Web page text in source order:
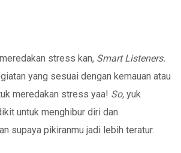
stress kan, Smart Listeners.
yang sesuai dengan kemauan atau
meredakan stress yaa! So, yuk
untuk menghibur diri dan
supaya pikiranmu jadi lebih teratur.